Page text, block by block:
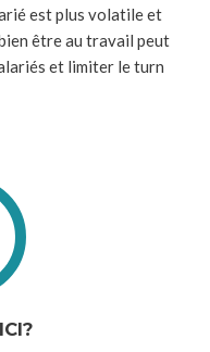
est plus volatile et
être au travail peut
et limiter le turn